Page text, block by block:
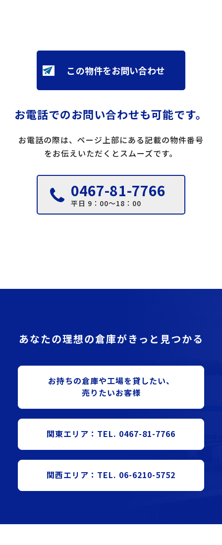
この物件をお問い合わせ
お電話でのお問い合わせも可能です。
お電話の際は、ページ上部にある記載の物件番号
をお伝えいただくとスムーズです。
0467-81-7766
平日 9：00～18：00
あなたの理想の倉庫がきっと見つかる
お持ちの倉庫や⼯場を貸したい、
売りたいお客様
関東エリア：TEL. 0467-81-7766
関西エリア：TEL. 06-6210-5752